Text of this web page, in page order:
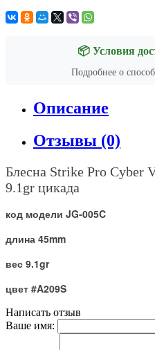
📦 Условия
Подробнее о
Описание
Отзывы (0)
Блесна Strike Pro Cyber
9.1gr цикада
код модели JG-005C
длина 45mm
вес 9.1gr
цвет #A209S
Написать отзыв
Ваше имя: